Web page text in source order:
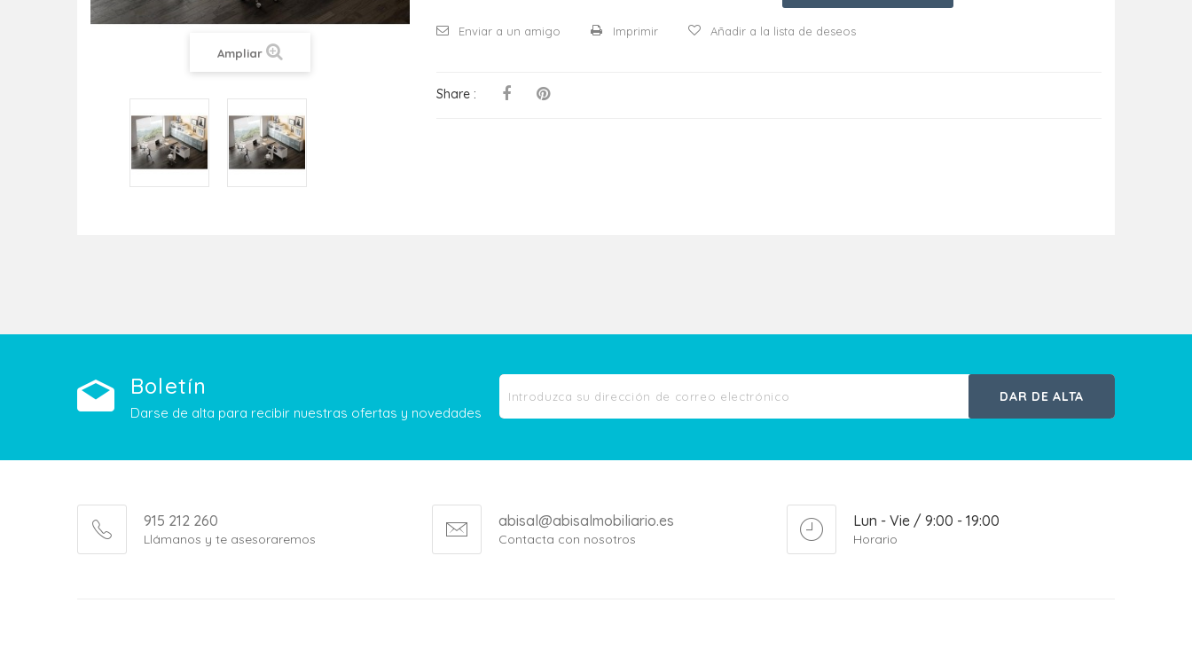
Ampliar
Enviar a un amigo Imprimir Añadir a la lista de deseos
Share :
Boletín
Darse de alta para recibir nuestras ofertas y novedades
DAR DE ALTA
915 212 260
Llámanos y te asesoraremos
abisal@abisalmobiliario.es
Contacta con nosotros
Lun - Vie / 9:00 - 19:00
Horario